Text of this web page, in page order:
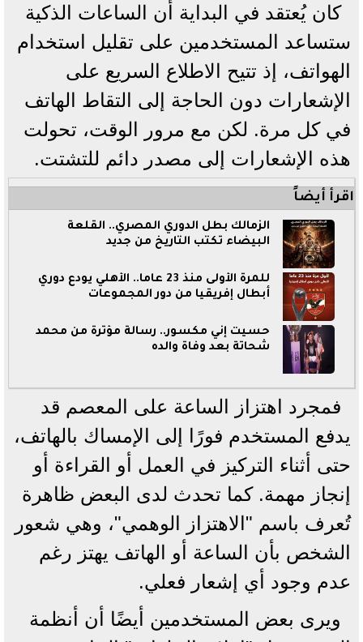
كان يُعتقد في البداية أن الساعات الذكية
ستساعد المستخدمين على تقليل استخدام
الهواتف، إذ تتيح الاطلاع السريع على
الإشعارات دون الحاجة إلى التقاط الهاتف
في كل مرة. لكن مع مرور الوقت، تحولت
هذه الإشعارات إلى مصدر دائم للتشتت.
اقرأ أيضاً
الزمالك بطل الدوري المصري.. القلعة
البيضاء تكتب التاريخ من جديد
للمرة الأولى منذ 23 عاماً.. الأهلي يودع دوري
أبطال إفريقيا من دور المجموعات
حسيت إني مكسور.. رسالة مؤثرة من محمد
شحاتة بعد وفاة والده
فمجرد اهتزاز الساعة على المعصم قد
يدفع المستخدم فورًا إلى الإمساك بالهاتف،
حتى أثناء التركيز في العمل أو القراءة أو
إنجاز مهمة. كما تحدث لدى البعض ظاهرة
تُعرف باسم "الاهتزاز الوهمي"، وهي شعور
الشخص بأن الساعة أو الهاتف يهتز رغم
عدم وجود أي إشعار فعلي.
ويرى بعض المستخدمين أيضًا أن أنظمة